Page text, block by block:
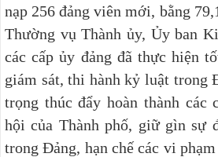
nạp 256 đảng viên mới, bằng
Thường vụ Thành ủy, Ủy ban
các cấp ủy đảng đã thực hiện
giám sát, thi hành kỷ luật trong
trọng thúc đẩy hoàn thành
hội của Thành phố, giữ gìn sự
trong Đảng, hạn chế các vi